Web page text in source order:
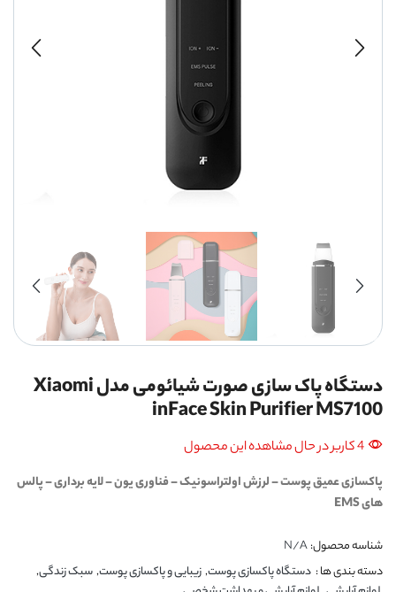
دستگاه پاک سازی صورت شیائومی مدل Xiaomi
inFace Skin Purifier MS7100
4 کاربر در حال مشاهده این محصول
پاکسازی عمیق پوست – لرزش اولتراسونیک – فناوری یون – لایه برداری – پالس
های EMS
شناسه محصول:N/A
دسته بندی ها : دستگاه پاکسازی پوست,زیبایی و پاکسازی پوست,سبک زندگی,